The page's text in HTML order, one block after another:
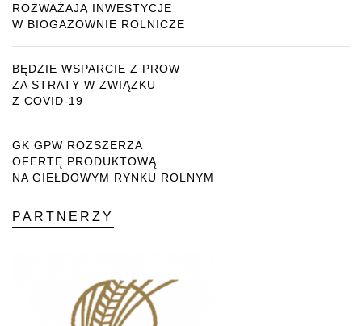
ROZWAŻAJĄ INWESTYCJE
W BIOGAZOWNIE ROLNICZE
BĘDZIE WSPARCIE Z PROW
ZA STRATY W ZWIĄZKU
Z COVID-19
GK GPW ROZSZERZA
OFERTĘ PRODUKTOWĄ
NA GIEŁDOWYM RYNKU ROLNYM
PARTNERZY